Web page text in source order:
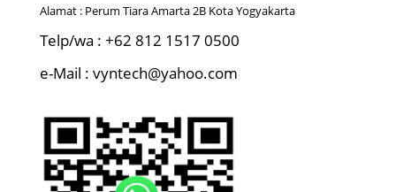
Alamat : Perum Tiara Amarta 2B Kota Yogyakarta
Telp/wa : +62 812 1517 0500
e-Mail : vyntech@yahoo.com